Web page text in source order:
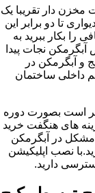
دار تقریبا یک
تا دو برابر این
را بکار ببرید به
نجات پیدا
و آبگرمکن در
داخلی ساختمان
است بصورت دوره
های هنگفت خرید
مشکل در آبگرمکن
نصب اپلیکیشن
دارید.